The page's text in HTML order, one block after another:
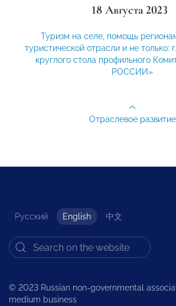
18 Августа 2023
Туризм на селе, помощь
туристической отрасли и не только:
круглого стола профильного
РОССИИ»
Отраслевое развитие
Русский English 中文
© 2023 Russian non-governmental
medium business